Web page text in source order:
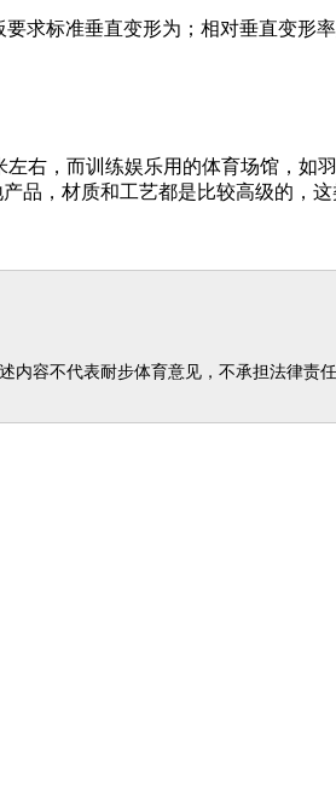
求标准垂直变形为；相对垂直变形率
右，而训练娱乐用的体育场馆，如
品，材质和工艺都是比较高级的，
容不代表耐步体育意见，不承担法律责任